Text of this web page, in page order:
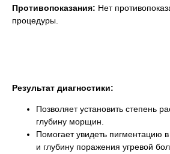
Противопоказания: Нет
процедуры.
Результат диагностики:
Позволяет установить степень
глубину морщин.
Помогает увидеть пигментацию
и глубину поражения угревой